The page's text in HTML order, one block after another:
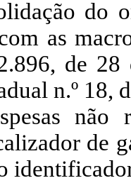
do
as
de
n.º 18,
não
de